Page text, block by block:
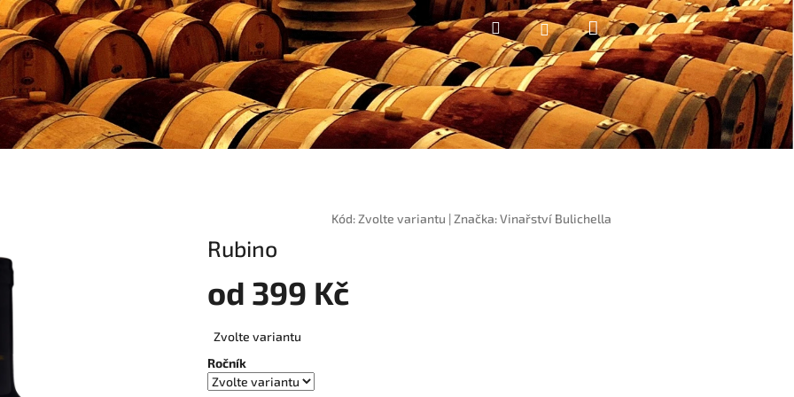
HledatPřihlášeníNákupní
košík
Kód:Zvolte variantu |Značka:Vinařství Bulichella
Rubino
od 399 Kč
cena:
Zvolte variantu
Ročník